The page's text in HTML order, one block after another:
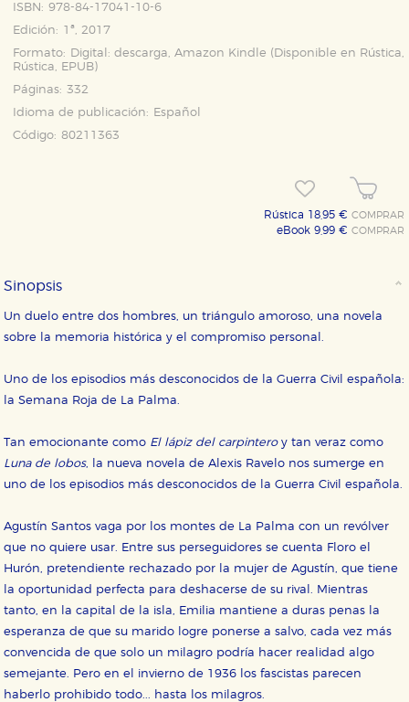
ISBN: 978-84-17041-10-6
Edición: 1ª, 2017
Formato:
Digital: descarga, Amazon Kindle (Disponible en Rústica
Rústica
EPUB)
Páginas: 332
Idioma de publicación:
Español
Código: 80211363
Rústica 18,95 €COMPRAR
eBook 9,99 €COMPRAR
Sinopsis
Un duelo entre dos hombres, un triángulo amoroso, una novela
sobre la memoria histórica y el compromiso personal.
Uno de los episodios más desconocidos de la Guerra Civil española:
la Semana Roja de La Palma.
Tan emocionante como El lápiz del carpinteroy tan veraz como
Luna de lobos, la nueva novela de Alexis Ravelo nos sumerge en
uno de los episodios más desconocidos de la Guerra Civil española.
Agustín Santos vaga por los montes de La Palma con un revólver
que no quiere usar. Entre sus perseguidores se cuenta Floro el
Hurón, pretendiente rechazado por la mujer de Agustín, que tiene
la oportunidad perfecta para deshacerse de su rival. Mientras
tanto, en la capital de la isla, Emilia mantiene a duras penas la
esperanza de que su marido logre ponerse a salvo, cada vez más
convencida de que solo un milagro podría hacer realidad algo
semejante. Pero en el invierno de 1936 los fascistas parecen
haberlo prohibido todo... hasta los milagros.